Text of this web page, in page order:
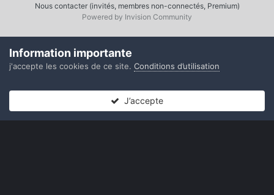
Nous contacter (invités, membres non-connectés, Premium)
Powered by Invision Community
Information importante
j'accepte les cookies de ce site. Conditions d’utilisation
J’accepte